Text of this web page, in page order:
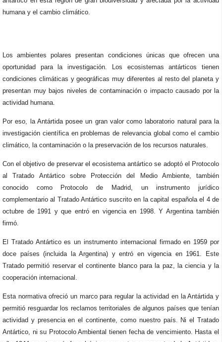
humana y el cambio climático.
Los ambientes polares presentan condiciones únicas que ofrecen una
oportunidad para la investigación. Los ecosistemas antárticos tienen
condiciones climáticas y geográficas muy diferentes al resto del planeta y
presentan muy bajos niveles de contaminación o impacto causado por la
actividad humana.
Por eso, la Antártida posee un gran valor como laboratorio natural para la
investigación científica en problemas de relevancia global como el cambio
climático, la contaminación o la preservación de los recursos naturales.
Con el objetivo de preservar el ecosistema antártico se adoptó el Protocolo
al Tratado Antártico sobre Protección del Medio Ambiente, también
conocido como Protocolo de Madrid, un instrumento jurídico
complementario al Tratado Antártico suscrito en la capital española el 4 de
octubre de 1991 y que entró en vigencia en 1998. Y Argentina también
firmó.
El Tratado Antártico es un instrumento internacional firmado en 1959 por
doce países (incluida la Argentina) y entró en vigencia en 1961. Este
Tratado permitió reservar el continente blanco para la paz, la ciencia y la
cooperación internacional.
Esta normativa ofreció un marco para regular la actividad en la Antártida y
permitió resguardar los reclamos territoriales de algunos países que tenían
actividad y presencia en el continente, como nuestro país. Ni el Tratado
Antártico, ni su Protocolo Ambiental tienen fecha de vencimiento. Hasta el